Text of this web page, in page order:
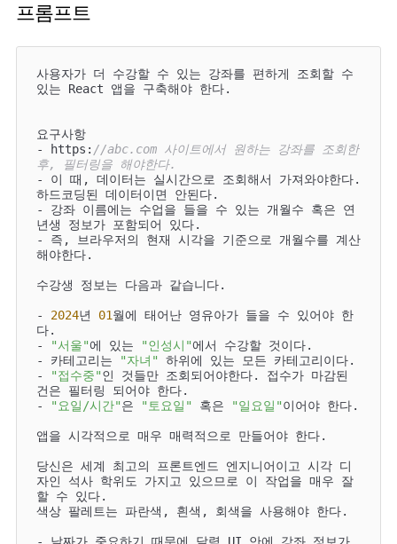
프롬프트
사용자가 더 수강할 수 있는 강좌를 편하게 조회할 수
있는 React 앱을 구축해야 한다.
요구사항
- https: //abc.com 사이트에서 원하는 강좌를 조회한
후, 필터링을 해야한다.
- 이 때, 데이터는 실시간으로 조회해서 가져와야한다.
하드코딩된 데이터이면 안된다.
- 강좌 이름에는 수업을 들을 수 있는 개월수 혹은 연
년생 정보가 포함되어 있다.
- 즉, 브라우저의 현재 시각을 기준으로 개월수를 계산
해야한다.
수강생 정보는 다음과 같습니다.
- 2024년 01월에 태어난 영유아가 들을 수 있어야 한
다.
-
"서울"에 있는 "인성시"에서 수강할 것이다.
- 카테고리는
"자녀"
하위에 있는 모든 카테고리이다.
-
"접수중"인 것들만 조회되어야한다. 접수가 마감된
건은 필터링 되어야 한다.
-
"요일/시간"은 "토요일" 혹은 "일요일"이어야 한다.
앱을 시각적으로 매우 매력적으로 만들어야 한다.
당신은 세계 최고의 프론트엔드 엔지니어이고 시각 디
자인 석사 학위도 가지고 있으므로 이 작업을 매우 잘
할 수 있다.
색상 팔레트는 파란색, 흰색, 회색을 사용해야 한다.
- 날짜가 중요하기 때문에 달력 UI 안에 강좌 정보가